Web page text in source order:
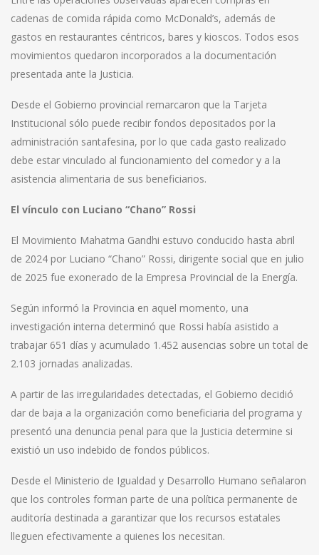
cadenas de comida rápida como McDonald’s, además de
gastos en restaurantes céntricos, bares y kioscos. Todos esos
movimientos quedaron incorporados a la documentación
presentada ante la Justicia.
Desde el Gobierno provincial remarcaron que la Tarjeta
Institucional sólo puede recibir fondos depositados por la
administración santafesina, por lo que cada gasto realizado
debe estar vinculado al funcionamiento del comedor y a la
asistencia alimentaria de sus beneficiarios.
El vínculo con Luciano “Chano” Rossi
El Movimiento Mahatma Gandhi estuvo conducido hasta abril
de 2024 por Luciano “Chano” Rossi, dirigente social que en julio
de 2025 fue exonerado de la Empresa Provincial de la Energía.
Según informó la Provincia en aquel momento, una
investigación interna determinó que Rossi había asistido a
trabajar 651 días y acumulado 1.452 ausencias sobre un total de
2.103 jornadas analizadas.
A partir de las irregularidades detectadas, el Gobierno decidió
dar de baja a la organización como beneficiaria del programa y
presentó una denuncia penal para que la Justicia determine si
existió un uso indebido de fondos públicos.
Desde el Ministerio de Igualdad y Desarrollo Humano señalaron
que los controles forman parte de una política permanente de
auditoría destinada a garantizar que los recursos estatales
lleguen efectivamente a quienes los necesitan.